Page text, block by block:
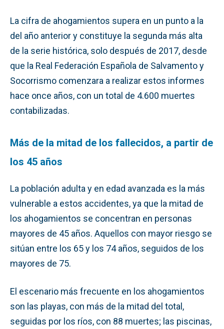
La cifra de ahogamientos supera en un punto a la
del año anterior y constituye la segunda más alta
de la serie histórica, solo después de 2017, desde
que la Real Federación Española de Salvamento y
Socorrismo comenzara a realizar estos informes
hace once años, con un total de 4.600 muertes
contabilizadas.
Más de la mitad de los fallecidos, a partir de
los 45 años
La población adulta y en edad avanzada es la más
vulnerable a estos accidentes, ya que la mitad de
los ahogamientos se concentran en personas
mayores de 45 años. Aquellos con mayor riesgo se
sitúan entre los 65 y los 74 años, seguidos de los
mayores de 75.
El escenario más frecuente en los ahogamientos
son las playas, con más de la mitad del total,
seguidas por los ríos, con 88 muertes; las piscinas,